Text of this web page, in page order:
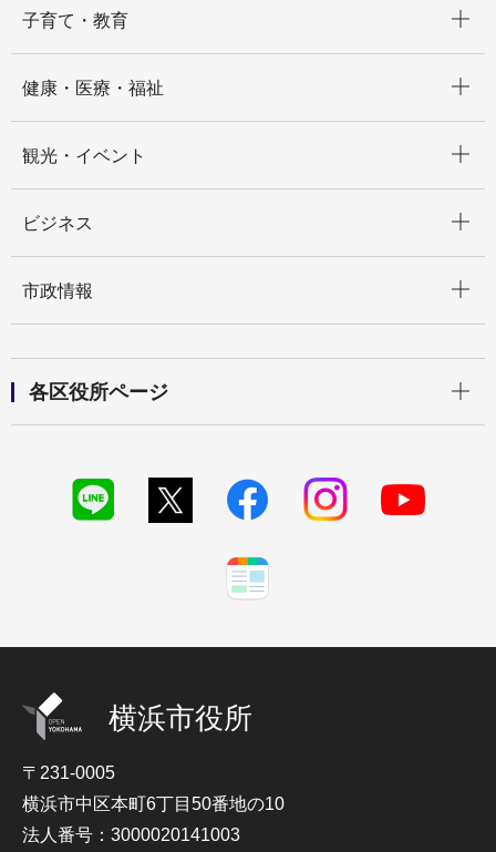
子育て・教育
健康・医療・福祉
観光・イベント
ビジネス
市政情報
各区役所ページ
横浜市役所
〒231-0005
横浜市中区本町6丁目50番地の10
法人番号：3000020141003